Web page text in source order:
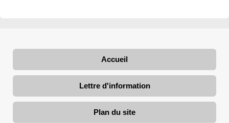
Accueil
Lettre d'information
Plan du site